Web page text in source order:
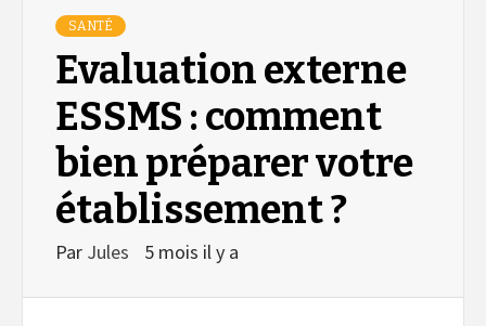
SANTÉ
Evaluation externe
ESSMS : comment
bien préparer votre
établissement ?
Par Jules 5 mois il y a